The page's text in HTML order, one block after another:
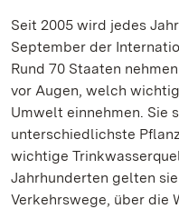
Seit 2005 wird jedes
September der
Rund 70 Staaten
vor Augen, welch
Umwelt einnehmen. Sie
unterschiedlichste
wichtige
Jahrhunderten gelten
Verkehrswege, über die